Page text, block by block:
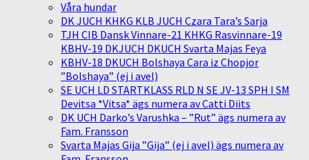
Våra hundar
DK JUCH KHKG KLB JUCH Czara Tara’s Sarja
TJH CIB Dansk Vinnare-21 KHKG Rasvinnare-19
KBHV-19 DKJUCH DKUCH Svarta Majas Feya
KBHV-18 DKUCH Bolshaya Cara iz Chopjor
”Bolshaya” (ej i avel)
SE UCH LD STARTKLASS RLD N SE JV-13 SPH I SM
Devitsa *Vitsa* ägs numera av Catti Diits
DK UCH Darko’s Varushka – ”Rut” ägs numera av
Fam. Fransson
Svarta Majas Gija ”Gija” (ej i avel) ägs numera av